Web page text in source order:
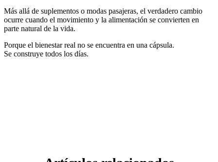
Más allá de suplementos o modas pasajeras, el verdadero cambio
ocurre cuando el movimiento y la alimentación se convierten en
parte natural de la vida.
Porque el bienestar real no se encuentra en una cápsula.
Se construye todos los días.